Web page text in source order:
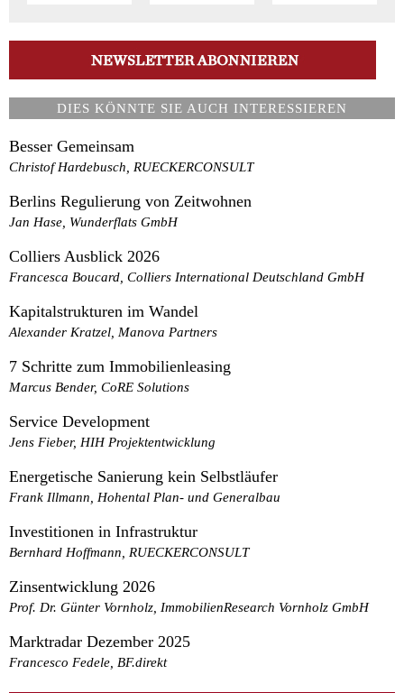
DIES KÖNNTE SIE AUCH INTERESSIEREN
Besser Gemeinsam
Christof Hardebusch, RUECKERCONSULT
Berlins Regulierung von Zeitwohnen
Jan Hase, Wunderflats GmbH
Colliers Ausblick 2026
Francesca Boucard, Colliers International Deutschland GmbH
Kapitalstrukturen im Wandel
Alexander Kratzel, Manova Partners
7 Schritte zum Immobilienleasing
Marcus Bender, CoRE Solutions
Service Development
Jens Fieber, HIH Projektentwicklung
Energetische Sanierung kein Selbstläufer
Frank Illmann, Hohental Plan- und Generalbau
Investitionen in Infrastruktur
Bernhard Hoffmann, RUECKERCONSULT
Zinsentwicklung 2026
Prof. Dr. Günter Vornholz, ImmobilienResearch Vornholz GmbH
Marktradar Dezember 2025
Francesco Fedele, BF.direkt